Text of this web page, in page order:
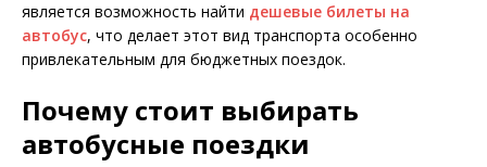
является возможность найти дешевые билеты на
автобус, что делает этот вид транспорта особенно
привлекательным для бюджетных поездок.
Почему стоит выбирать
автобусные поездки